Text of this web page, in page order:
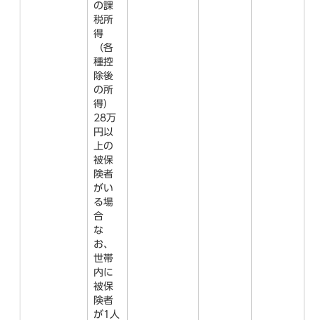
の課
税所
得
（各
種控
除後
の所
得）
28万
円以
上の
被保
険者
がい
る場
合
な
お、
世帯
内に
被保
険者
が1人